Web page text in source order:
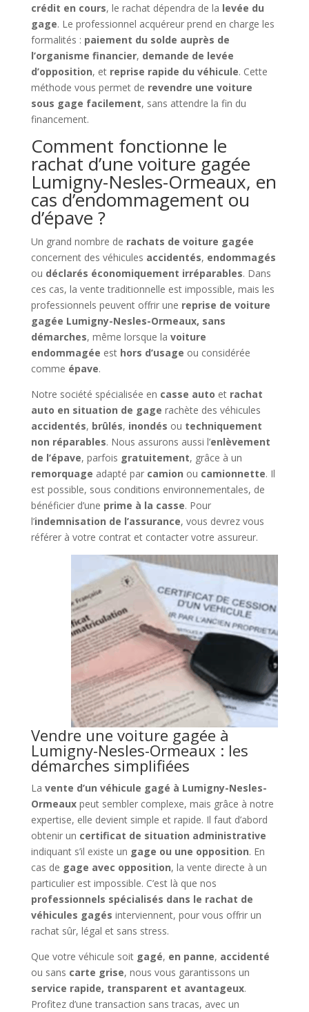
crédit en cours, le rachat dépendra de la levée du
gage. Le professionnel acquéreur prend en charge les
formalités : paiement du solde auprès de
l’organisme financier, demande de levée
d’opposition, et reprise rapide du véhicule. Cette
méthode vous permet de revendre une voiture
sous gage facilement, sans attendre la fin du
financement.
Comment fonctionne le
rachat d’une voiture gagée
Lumigny-Nesles-Ormeaux, en
cas d’endommagement ou
d’épave ?
Un grand nombre de rachats de voiture gagée
concernent des véhicules accidentés, endommagés
ou déclarés économiquement irréparables. Dans
ces cas, la vente traditionnelle est impossible, mais les
professionnels peuvent offrir une reprise de voiture
gagée Lumigny-Nesles-Ormeaux, sans
démarches, même lorsque la voiture
endommagée est hors d’usage ou considérée
comme épave.
Notre société spécialisée en casse auto et rachat
auto en situation de gage rachète des véhicules
accidentés, brûlés, inondés ou techniquement
non réparables. Nous assurons aussi l’enlèvement
de l’épave, parfois gratuitement, grâce à un
remorquage adapté par camion ou camionnette. Il
est possible, sous conditions environnementales, de
bénéficier d’une prime à la casse. Pour
l’indemnisation de l’assurance, vous devrez vous
référer à votre contrat et contacter votre assureur.
Vendre une voiture gagée à
Lumigny-Nesles-Ormeaux : les
démarches simplifiées
La vente d’un véhicule gagé à Lumigny-Nesles-
Ormeauxpeut sembler complexe, mais grâce à notre
expertise, elle devient simple et rapide. Il faut d’abord
obtenir un certificat de situation administrative
indiquant s’il existe un gage ou une opposition. En
cas de gage avec opposition, la vente directe à un
particulier est impossible. C’est là que nos
professionnels spécialisés dans le rachat de
véhicules gagés interviennent, pour vous offrir un
rachat sûr, légal et sans stress.
Que votre véhicule soit gagé, en panne, accidenté
ou sans carte grise, nous vous garantissons un
service rapide, transparent et avantageux.
Profitez d’une transaction sans tracas, avec un